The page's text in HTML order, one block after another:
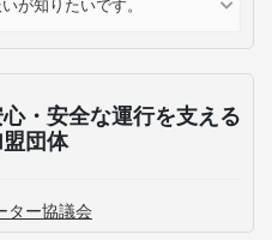
が知りたいです。
・安全な運行を支える
団体
ター協議会